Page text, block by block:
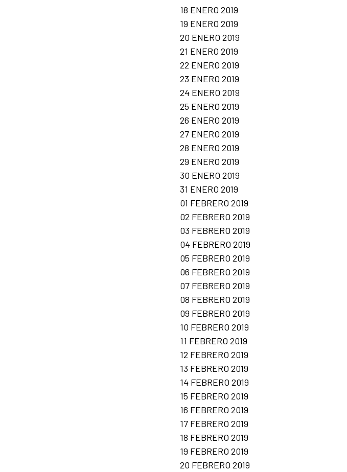
18 ENERO 2019
19 ENERO 2019
20 ENERO 2019
21 ENERO 2019
22 ENERO 2019
23 ENERO 2019
24 ENERO 2019
25 ENERO 2019
26 ENERO 2019
27 ENERO 2019
28 ENERO 2019
29 ENERO 2019
30 ENERO 2019
31 ENERO 2019
01 FEBRERO 2019
02 FEBRERO 2019
03 FEBRERO 2019
04 FEBRERO 2019
05 FEBRERO 2019
06 FEBRERO 2019
07 FEBRERO 2019
08 FEBRERO 2019
09 FEBRERO 2019
10 FEBRERO 2019
11 FEBRERO 2019
12 FEBRERO 2019
13 FEBRERO 2019
14 FEBRERO 2019
15 FEBRERO 2019
16 FEBRERO 2019
17 FEBRERO 2019
18 FEBRERO 2019
19 FEBRERO 2019
20 FEBRERO 2019